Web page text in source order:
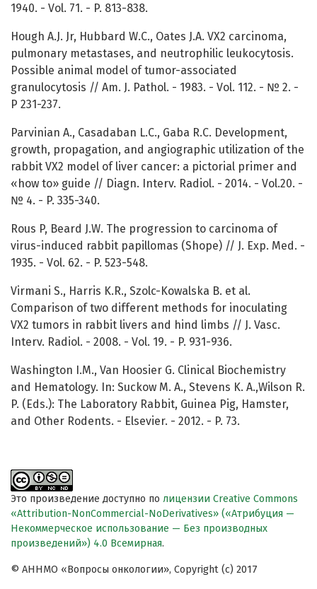
1940. - Vol. 71. - P. 813-838.
Hough A.J. Jr, Hubbard W.C., Oates J.A. VX2 carcinoma,
pulmonary metastases, and neutrophilic leukocytosis.
Possible animal model of tumor-associated
granulocytosis // Am. J. Pathol. - 1983. - Vol. 112. - № 2. -
P 231-237.
Parvinian A., Casadaban L.C., Gaba R.C. Development,
growth, propagation, and angiographic utilization of the
rabbit VX2 model of liver cancer: a pictorial primer and
«how to» guide // Diagn. Interv. Radiol. - 2014. - Vol.20. -
№ 4. - P. 335-340.
Rous P, Beard J.W. The progression to carcinoma of
virus-induced rabbit papillomas (Shope) // J. Exp. Med. -
1935. - Vol. 62. - P. 523-548.
Virmani S., Harris K.R., Szolc-Kowalska B. et al.
Comparison of two different methods for inoculating
VX2 tumors in rabbit livers and hind limbs // J. Vasc.
Interv. Radiol. - 2008. - Vol. 19. - P. 931-936.
Washington I.M., Van Hoosier G. Clinical Biochemistry
and Hematology. In: Suckow M. A., Stevens K. A.,Wilson R.
P. (Eds.): The Laboratory Rabbit, Guinea Pig, Hamster,
and Other Rodents. - Elsevier. - 2012. - P. 73.
Это произведение доступно по лицензии Creative Commons
«Attribution-NonCommercial-NoDerivatives» («Атрибуция —
Некоммерческое использование — Без производных
произведений») 4.0 Всемирная.
© АННМО «Вопросы онкологии», Copyright (c) 2017